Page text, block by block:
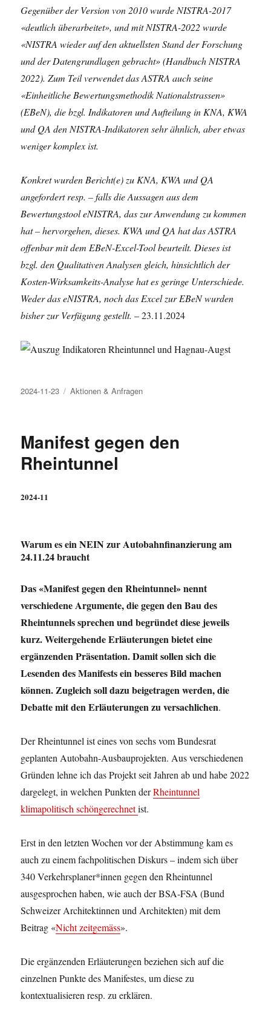
Gegenüber der Version von 2010 wurde NISTRA-2017
«deutlich überarbeitet», und mit NISTRA-2022 wurde
«NISTRA wieder auf den aktuellsten Stand der Forschung
und der Datengrundlagen gebracht» (Handbuch NISTRA
2022). Zum Teil verwendet das ASTRA auch seine
«Einheitliche Bewertungsmethodik Nationalstrassen»
(EBeN), die bzgl. Indikatoren und Aufteilung in KNA, KWA
und QA den NISTRA-Indikatoren sehr ähnlich, aber etwas
weniger komplex ist.
Konkret wurden Bericht(e) zu KNA, KWA und QA
angefordert resp. – falls die Aussagen aus dem
Bewertungstool eNISTRA, das zur Anwendung zu kommen
hat – hervorgehen, dieses. KWA und QA hat das ASTRA
offenbar mit dem EBeN-Excel-Tool beurteilt. Dieses ist
bzgl. den Qualitativen Analysen gleich, hinsichtlich der
Kosten-Wirksamkeits-Analyse hat es geringe Unterschiede.
Weder das eNISTRA, noch das Excel zur EBeN wurden
bisher zur Verfügung gestellt.– 23.11.2024
Veröffentlicht
2024-11-23 Kategorien
Aktionen & Anfragen
Manifest gegen den
Rheintunnel
2024-11
Warum es ein NEIN zur Autobahnfinanzierung am
24.11.24 braucht
Das «Manifest gegen den Rheintunnel»nennt
verschiedene Argumente, die gegen den Bau des
Rheintunnels sprechen und begründet diese jeweils
kurz. Weitergehende Erläuterungen bietet eine
ergänzenden Präsentation.Damit sollen sich die
Lesenden des Manifests ein besseres Bild machen
können. Zugleich soll dazu beigetragen werden, die
Debatte mit den Erläuterungen zu versachlichen.
Der Rheintunnel ist eines von sechs vom Bundesrat
geplanten Autobahn-Ausbauprojekten. Aus verschiedenen
Gründen lehne ich das Projekt seit Jahren ab und habe 2022
dargelegt, in welchen Punkten derRheintunnel
klimapolitisch schöngerechnetist.
Erst in den letzten Wochen vor der Abstimmung kam es
auch zu einem fachpolitischen Diskurs – indem sich über
340 Verkehrsplaner*innen gegen den Rheintunnel
ausgesprochen haben, wie auch der BSA-FSA (Bund
Schweizer Architektinnen und Architekten) mit dem
Beitrag «Nicht zeitgemäss».
Die ergänzenden Erläuterungen beziehen sich auf die
einzelnen Punkte des Manifestes, um diese zu
kontextualisieren resp. zu erklären.